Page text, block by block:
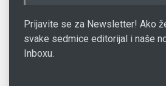
Prijavite se za Newsletter! Ako
svake sedmice editorijal i naše
Inboxu.